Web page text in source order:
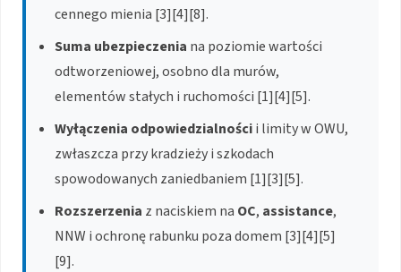
cennego mienia [3][4][8].
Suma ubezpieczenia na poziomie wartości
odtworzeniowej, osobno dla murów,
elementów stałych i ruchomości [1][4][5].
Wyłączenia odpowiedzialnościi limity w OWU,
zwłaszcza przy kradzieży i szkodach
spowodowanych zaniedbaniem [1][3][5].
Rozszerzenia z naciskiem na OC, assistance,
NNW i ochronę rabunku poza domem [3][4][5]
[9].